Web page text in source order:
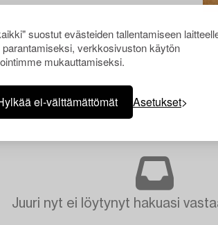
suostut evästeiden tallentamiseen
verkkosivuston käytön
mukauttamiseksi.
ei-välttämättömät Asetukset
Juuri nyt ei löytynyt hakuasi